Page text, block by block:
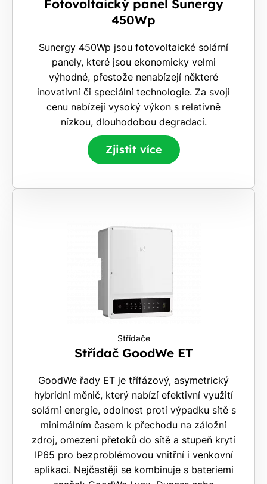
Fotovoltaický panel Sunergy
450Wp
Sunergy 450Wp jsou fotovoltaické solární
panely, které jsou ekonomicky velmi
výhodné, přestože nenabízejí některé
inovativní či speciální technologie. Za svoji
cenu nabízejí vysoký výkon s relativně
nízkou, dlouhodobou degradací.
Zjistit více
Střídače
Střídač GoodWe ET
GoodWe řady ET je třífázový, asymetrický
hybridní měnič, který nabízí efektivní využití
solární energie, odolnost proti výpadku sítě s
minimálním časem k přechodu na záložní
zdroj, omezení přetoků do sítě a stupeň krytí
IP65 pro bezproblémovou vnitřní i venkovní
aplikaci. Nejčastěji se kombinuje s bateriemi